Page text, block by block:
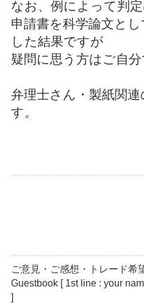
なお、例によって判
申請書を科学論文と
した結果ですが
疑問に思う方はご自
弁理士さん・製紙関
す。
ご意見・ご感想・トレード
Guestbook [ 1st line : your
]